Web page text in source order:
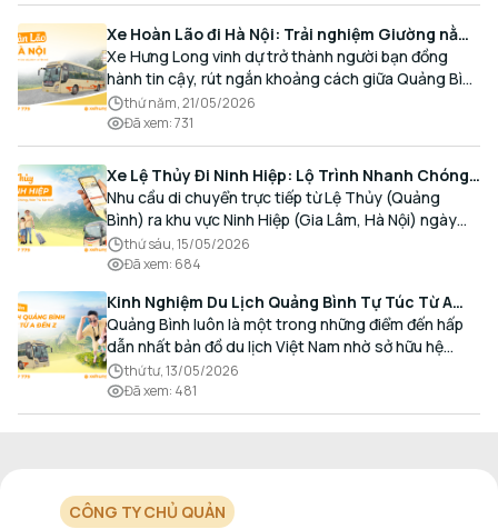
Xe Hoàn Lão đi Hà Nội: Trải nghiệm Giường nằm
Cao cấp, Đón trả Tận nơi
Xe Hưng Long vinh dự trở thành người bạn đồng
hành tin cậy, rút ngắn khoảng cách giữa Quảng Bình
và Thủ đô bằng chất lượng dịch vụ chuẩn mực.
thứ năm, 21/05/2026
Đã xem:731
Xe Lệ Thủy Đi Ninh Hiệp: Lộ Trình Nhanh Chóng,
Đón Trả Tận Nơi
Nhu cầu di chuyển trực tiếp từ Lệ Thủy (Quảng
Bình) ra khu vực Ninh Hiệp (Gia Lâm, Hà Nội) ngày
càng gia tăng, đặc biệt đối với các hành khách có
nhu cầu giao thương, kinh doanh và mua sắm.
thứ sáu, 15/05/2026
Đã xem: 684
Kinh Nghiệm Du Lịch Quảng Bình Tự Túc Từ A
Đến Z Chi Tiết Nhất
Quảng Bình luôn là một trong những điểm đến hấp
dẫn nhất bản đồ du lịch Việt Nam nhờ sở hữu hệ
thống hang động kỳ vĩ, những bãi biển hoang sơ và
nét ẩm thực đậm đà bản sắc.
thứ tư, 13/05/2026
Đã xem: 481
CÔNG TY CHỦ QUẢN